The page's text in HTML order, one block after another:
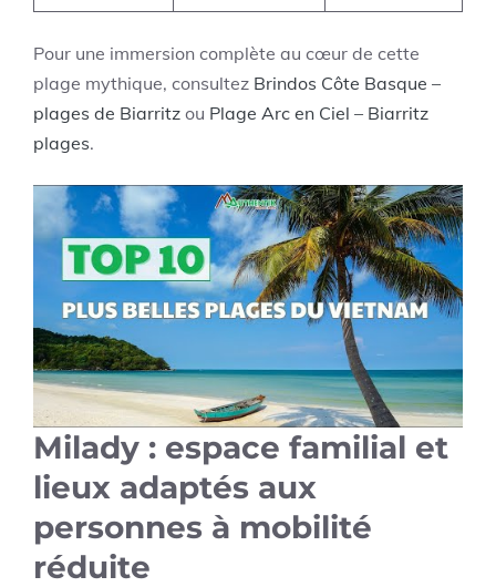
Pour une immersion complète au cœur de cette
plage mythique, consultez Brindos Côte Basque –
plages de Biarritz ou Plage Arc en Ciel – Biarritz
plages.
Milady : espace familial et
lieux adaptés aux
personnes à mobilité
réduite